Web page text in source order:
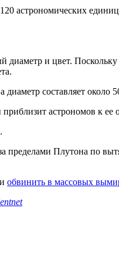
астрономических
и цвет.
составляет около
астрономов к ее
пределами Плутона по
обвинить в массовых